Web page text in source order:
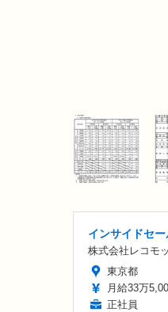
インサイドセー
株式会社レコモ
東京都
月給33万
正社員